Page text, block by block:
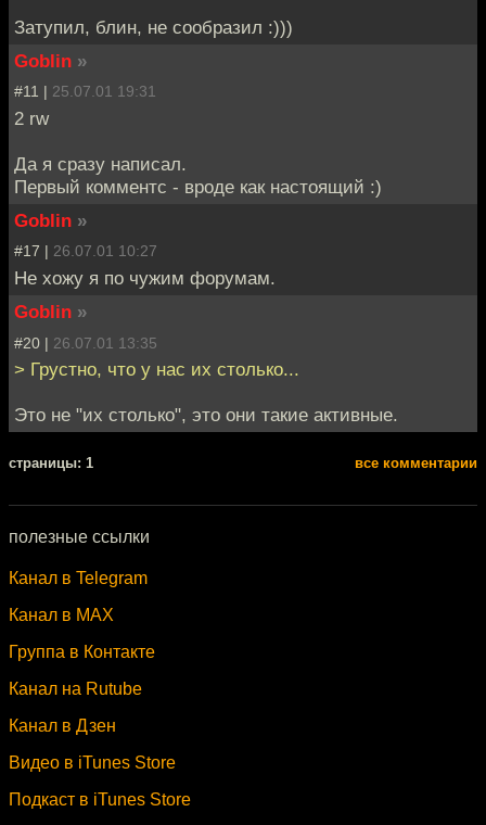
Затупил, блин, не сообразил :)))
Goblin »
#11 | 25.07.01 19:31
2 rw
Да я сразу написал.
Первый комментс - вроде как настоящий :)
Goblin »
#17 | 26.07.01 10:27
Не хожу я по чужим форумам.
Goblin »
#20 | 26.07.01 13:35
> Грустно, что у нас их столько...
Это не "их столько", это они такие активные.
cтраницы: 1 все комментарии
полезные ссылки
Канал в Telegram
Канал в MAX
Группа в Контакте
Канал на Rutube
Канал в Дзен
Видео в iTunes Store
Подкаст в iTunes Store